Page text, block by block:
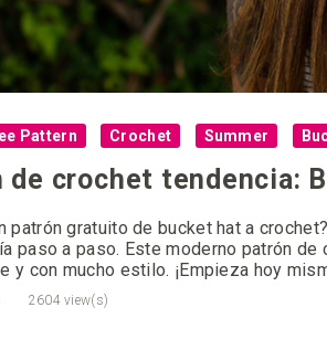
Pattern Crochet Summer
de crochet tendencia:
patrón gratuito de bucket hat a
paso a paso. Este moderno patrón
y con mucho estilo. ¡Empieza hoy
2604 view(s)